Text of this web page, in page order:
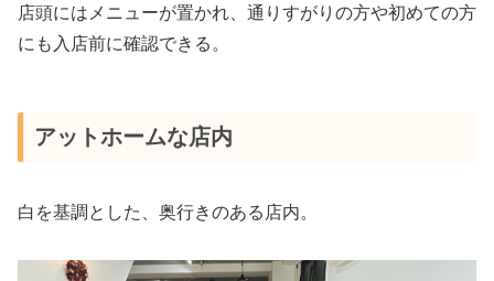
店頭にはメニューが置かれ、通りすがりの方や初めての方
にも入店前に確認できる。
アットホームな店内
白を基調とした、奥行きのある店内。